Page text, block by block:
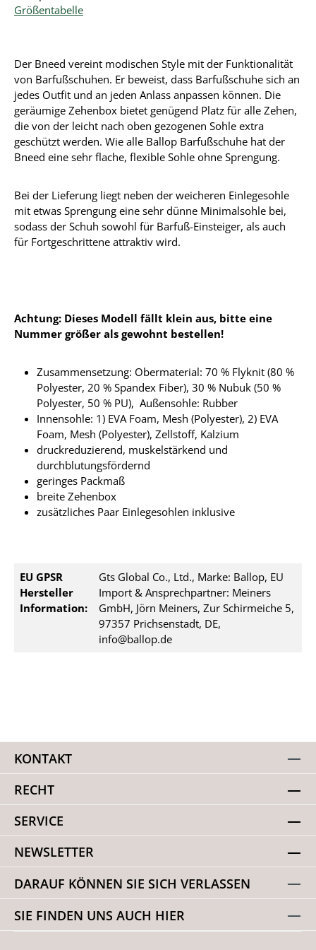
Größentabelle
Der Bneed vereint modischen Style mit der Funktionalität
von Barfußschuhen. Er beweist, dass Barfußschuhe sich an
jedes Outfit und an jeden Anlass anpassen können. Die
geräumige Zehenbox bietet genügend Platz für alle Zehen,
die von der leicht nach oben gezogenen Sohle extra
geschützt werden. Wie alle Ballop Barfußschuhe hat der
Bneed eine sehr flache, flexible Sohle ohne Sprengung.
Bei der Lieferung liegt neben der weicheren Einlegesohle
mit etwas Sprengung eine sehr dünne Minimalsohle bei,
sodass der Schuh sowohl für Barfuß-Einsteiger, als auch
für Fortgeschrittene attraktiv wird.
Achtung: Dieses Modell fällt klein aus, bitte eine
Nummer größer als gewohnt bestellen!
Zusammensetzung: Obermaterial: 70 % Flyknit (80 %
Polyester, 20 % Spandex Fiber), 30 % Nubuk (50 %
Polyester, 50 % PU), Außensohle: Rubber
Innensohle: 1) EVA Foam, Mesh (Polyester), 2) EVA
Foam, Mesh (Polyester), Zellstoff, Kalzium
druckreduzierend, muskelstärkend und
durchblutungsfördernd
geringes Packmaß
breite Zehenbox
zusätzliches Paar Einlegesohlen inklusive
EU GPSR
Hersteller
Information:
Gts Global Co., Ltd., Marke: Ballop, EU
Import & Ansprechpartner: Meiners
GmbH, Jörn Meiners, Zur Schirmeiche 5,
97357 Prichsenstadt, DE,
info@ballop.de
KONTAKT
RECHT
SERVICE
NEWSLETTER
DARAUF KÖNNEN SIE SICH VERLASSEN
SIE FINDEN UNS AUCH HIER